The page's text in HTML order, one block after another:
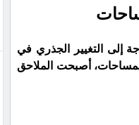
إلى التغيير الجذري في
أصبحت الملاحق